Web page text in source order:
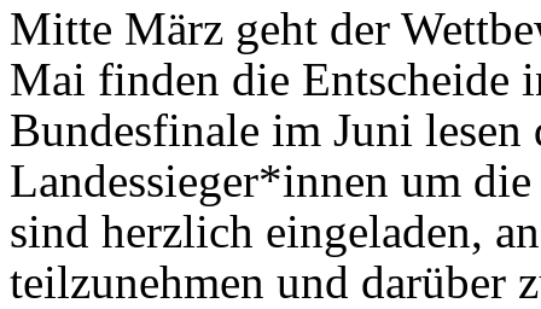
Mitte März geht der
Mai finden die Entscheide
Bundesfinale im Juni lesen
Landessieger*innen um
sind herzlich eingeladen,
teilzunehmen und darüber